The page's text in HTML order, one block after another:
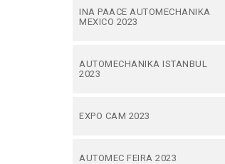
INA PAACE AUTOMECHANIKA
MEXICO 2023
AUTOMECHANIKA ISTANBUL
2023
EXPO CAM 2023
AUTOMEC FEIRA 2023